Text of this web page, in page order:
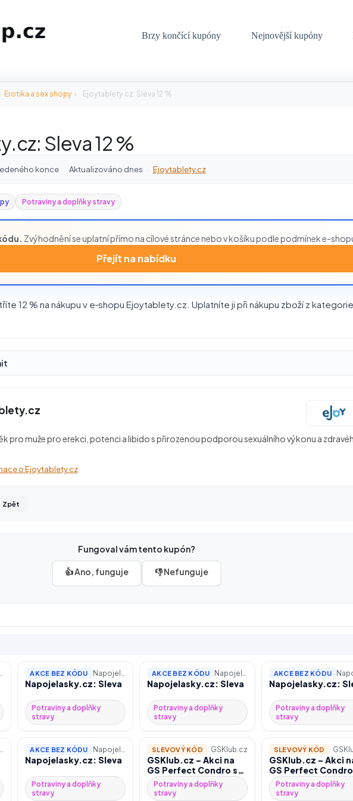
Brzy končící kupóny
Nejnovější kupóny
› Erotika a sex shopy › Ejoytablety.cz: Sleva 12 %
Sleva 12 %
konce · Aktualizováno dnes · Ejoytablety.cz
Potraviny a doplňky stravy
Zvýhodnění se uplatní přímo na cílové stránce nebo v košíku podle podmínek e-
Přejít na nabídku
12 % na nákupu v e‑shopu Ejoytablety.cz. Uplatníte ji při nákupu zboží z kategorie
pro muže pro erekci, potenci a libido s přirozenou podporou sexuálního výkonu a
o Ejoytablety.cz
Zpět
Fungoval vám tento kupón?
👍 Ano, funguje 👎 Nefunguje
AKCE BEZ KÓDU
Napojelasky.cz: Sleva
Potraviny a doplňky
stravy
AKCE BEZ KÓDU
Napojelasky.cz: Sleva
Potraviny a doplňky
stravy
AKCE BEZ KÓDU
Napojelasky.cz:
Potraviny a doplňky
stravy
AKCE BEZ KÓDU
Napojelasky.cz: Sleva
Potraviny a doplňky
stravy
SLEVOVÝ KÓD GSKlub.cz
GSKlub.cz – Akci na
GS Perfect Condro se
slevou 25 % při použití
kódu
Potraviny a doplňky
stravy
SLEVOVÝ KÓD
GSKlub.cz – Akci
GS Perfect Condro
slevou 25 % při
kódu
Potraviny a doplňky
stravy